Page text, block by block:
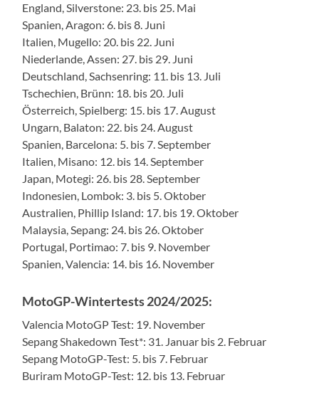
England, Silverstone: 23. bis 25. Mai
Spanien, Aragon: 6. bis 8. Juni
Italien, Mugello: 20. bis 22. Juni
Niederlande, Assen: 27. bis 29. Juni
Deutschland, Sachsenring: 11. bis 13. Juli
Tschechien, Brünn: 18. bis 20. Juli
Österreich, Spielberg: 15. bis 17. August
Ungarn, Balaton: 22. bis 24. August
Spanien, Barcelona: 5. bis 7. September
Italien, Misano: 12. bis 14. September
Japan, Motegi: 26. bis 28. September
Indonesien, Lombok: 3. bis 5. Oktober
Australien, Phillip Island: 17. bis 19. Oktober
Malaysia, Sepang: 24. bis 26. Oktober
Portugal, Portimao: 7. bis 9. November
Spanien, Valencia: 14. bis 16. November
MotoGP-Wintertests 2024/2025:
Valencia MotoGP Test: 19. November
Sepang Shakedown Test*: 31. Januar bis 2. Februar
Sepang MotoGP-Test: 5. bis 7. Februar
Buriram MotoGP-Test: 12. bis 13. Februar